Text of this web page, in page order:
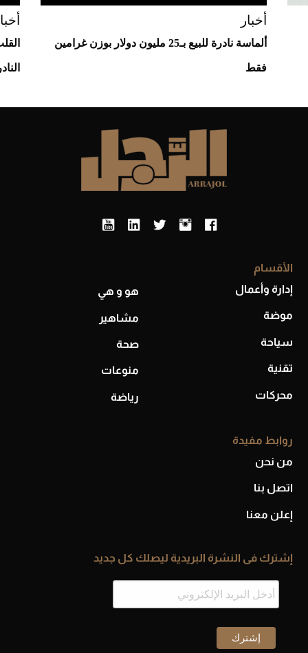
أخبار
ألماسة نادرة للبيع بـ25 مليون دولار بوزن غرامين
فقط
الأقسام
إدارة وأعمال
موضة
سياحة
تقنية
محركات
هو و هي
مشاهير
صحة
منوعات
رياضة
روابط مفيدة
من نحن
اتصل بنا
إعلن معنا
إشترك فى النشرة البريدية ليصلك كل جديد